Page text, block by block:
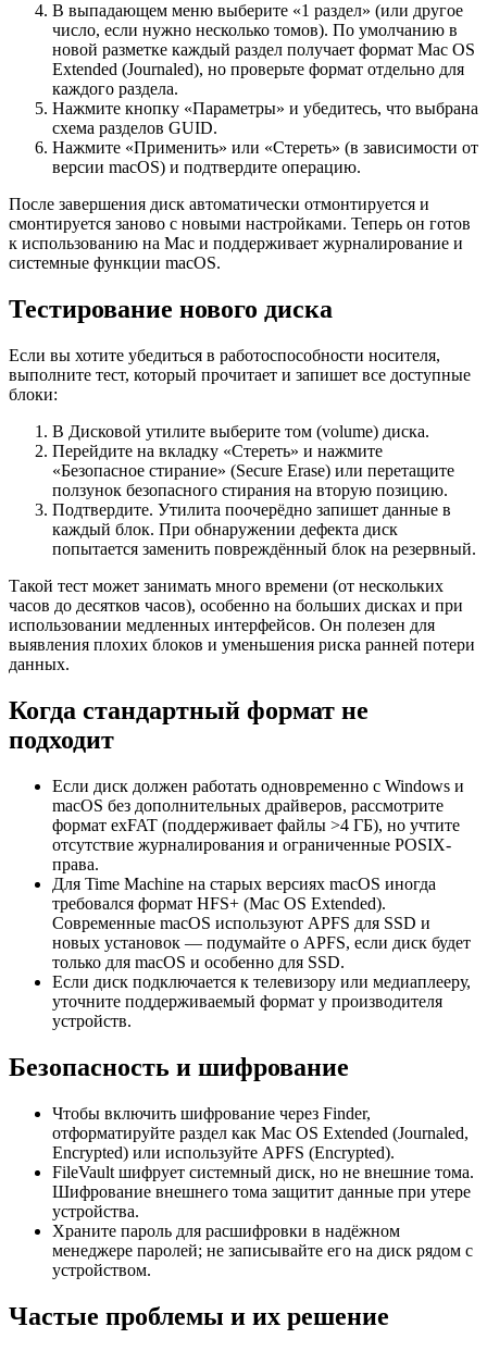
В выпадающем меню выберите «1 раздел» (или другое
число, если нужно несколько томов). По умолчанию в
новой разметке каждый раздел получает формат Mac OS
Extended (Journaled), но проверьте формат отдельно для
каждого раздела.
Нажмите кнопку «Параметры» и убедитесь, что выбрана
схема разделов GUID.
Нажмите «Применить» или «Стереть» (в зависимости от
версии macOS) и подтвердите операцию.
После завершения диск автоматически отмонтируется и
смонтируется заново с новыми настройками. Теперь он готов
к использованию на Mac и поддерживает журналирование и
системные функции macOS.
Тестирование нового диска
Если вы хотите убедиться в работоспособности носителя,
выполните тест, который прочитает и запишет все доступные
блоки:
В Дисковой утилите выберите том (volume) диска.
Перейдите на вкладку «Стереть» и нажмите
«Безопасное стирание» (Secure Erase) или перетащите
ползунок безопасного стирания на вторую позицию.
Подтвердите. Утилита поочерёдно запишет данные в
каждый блок. При обнаружении дефекта диск
попытается заменить повреждённый блок на резервный.
Такой тест может занимать много времени (от нескольких
часов до десятков часов), особенно на больших дисках и при
использовании медленных интерфейсов. Он полезен для
выявления плохих блоков и уменьшения риска ранней потери
данных.
Когда стандартный формат не
подходит
Если диск должен работать одновременно с Windows и
macOS без дополнительных драйверов, рассмотрите
формат exFAT (поддерживает файлы >4 ГБ), но учтите
отсутствие журналирования и ограниченные POSIX-
права.
Для Time Machine на старых версиях macOS иногда
требовался формат HFS+ (Mac OS Extended).
Современные macOS используют APFS для SSD и
новых установок — подумайте о APFS, если диск будет
только для macOS и особенно для SSD.
Если диск подключается к телевизору или медиаплееру,
уточните поддерживаемый формат у производителя
устройств.
Безопасность и шифрование
Чтобы включить шифрование через Finder,
отформатируйте раздел как Mac OS Extended (Journaled,
Encrypted) или используйте APFS (Encrypted).
FileVault шифрует системный диск, но не внешние тома.
Шифрование внешнего тома защитит данные при утере
устройства.
Храните пароль для расшифровки в надёжном
менеджере паролей; не записывайте его на диск рядом с
устройством.
Частые проблемы и их решение